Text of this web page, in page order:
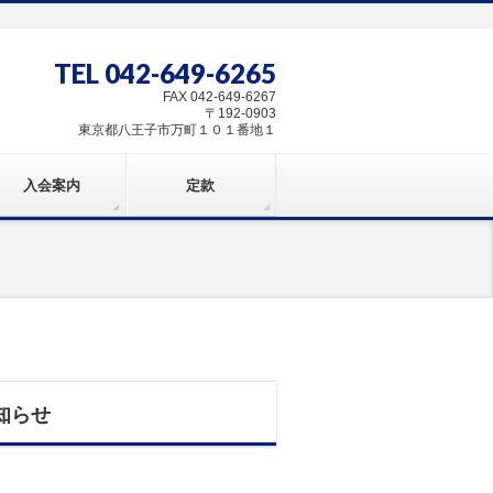
TEL 042-649-6265
FAX 042-649-6267
〒192-0903
東京都八王子市万町１０１番地１
入会案内 定款
らせ